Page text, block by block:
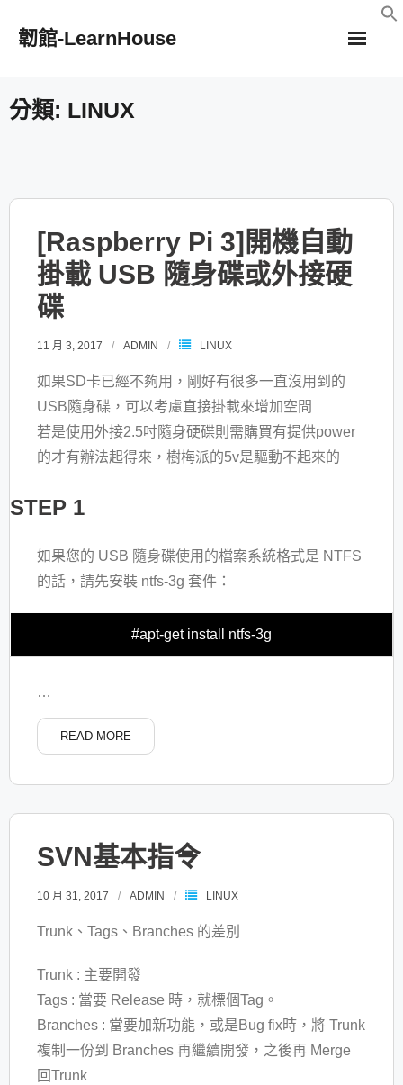
韌館-LearnHouse
分類: LINUX
[Raspberry Pi 3]開機自動
掛載 USB 隨身碟或外接硬
碟
11 月 3, 2017 ADMIN LINUX
如果SD卡已經不夠用，剛好有很多一直沒用到的
USB隨身碟，可以考慮直接掛載來增加空間
若是使用外接2.5吋隨身硬碟則需購買有提供power
的才有辦法起得來，樹梅派的5v是驅動不起來的
STEP 1
如果您的 USB 隨身碟使用的檔案系統格式是 NTFS
的話，請先安裝 ntfs-3g 套件：
#apt-get install ntfs-3g
…
READ MORE
SVN基本指令
10 月 31, 2017 ADMIN LINUX
Trunk、Tags、Branches 的差別
Trunk : 主要開發
Tags : 當要 Release 時，就標個Tag。
Branches : 當要加新功能，或是Bug fix時，將 Trunk
複制一份到 Branches 再繼續開發，之後再 Merge
回Trunk